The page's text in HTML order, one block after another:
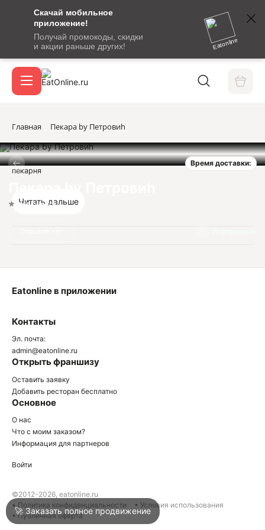
Скачай мобильное
приложение!
Получай промокоды, скидки
и акции раньше других!
Eatonline
сообщение
кодом
подтверждения
Вход / регистрация
Акции
Войти
Написать в техподдержку
Главная Пекара by Петровиh
Время доставки:
Нет оценок
пекарня
Читать дальше
Контакты
Эл. почта:
admin@eatonline.ru
Открыть франшизу
Оставить заявку
Добавить ресторан бесплатно
Основное
О нас
Что с моим заказом?
Информация для партнеров
Eatonline в приложении
Войти
©2012-2026, eatonline.ru
• Политика конфиденциальности
• Условия использования
• Публичная оферта
🚀 Заказать полное продвижение